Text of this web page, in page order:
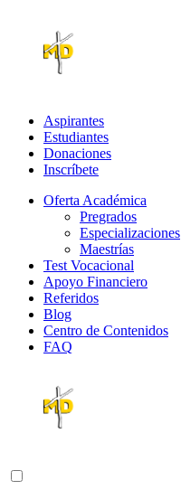
Aspirantes
Estudiantes
Donaciones
Inscríbete
Oferta Académica
Pregrados
Especializaciones
Maestrías
Test Vocacional
Apoyo Financiero
Referidos
Blog
Centro de Contenidos
FAQ
Abrir menú de navegación